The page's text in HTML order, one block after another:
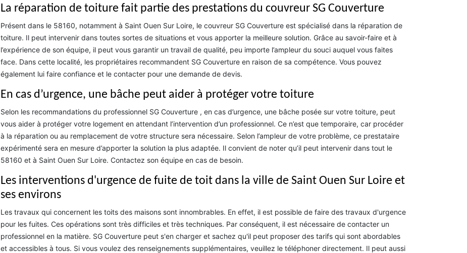
La réparation de toiture fait partie des prestations du couvreur SG Couverture
Présent dans le 58160, notamment à Saint Ouen Sur Loire, le couvreur SG Couverture est spécialisé dans la réparation de
toiture. Il peut intervenir dans toutes sortes de situations et vous apporter la meilleure solution. Grâce au savoir-faire et à
l’expérience de son équipe, il peut vous garantir un travail de qualité, peu importe l’ampleur du souci auquel vous faites
face. Dans cette localité, les propriétaires recommandent SG Couverture en raison de sa compétence. Vous pouvez
également lui faire confiance et le contacter pour une demande de devis.
En cas d’urgence, une bâche peut aider à protéger votre toiture
Selon les recommandations du professionnel SG Couverture , en cas d’urgence, une bâche posée sur votre toiture, peut
vous aider à protéger votre logement en attendant l’intervention d’un professionnel. Ce n’est que temporaire, car procéder
à la réparation ou au remplacement de votre structure sera nécessaire. Selon l’ampleur de votre problème, ce prestataire
expérimenté sera en mesure d’apporter la solution la plus adaptée. Il convient de noter qu’il peut intervenir dans tout le
58160 et à Saint Ouen Sur Loire. Contactez son équipe en cas de besoin.
Les interventions d'urgence de fuite de toit dans la ville de Saint Ouen Sur Loire et
ses environs
Les travaux qui concernent les toits des maisons sont innombrables. En effet, il est possible de faire des travaux d'urgence
pour les fuites. Ces opérations sont très difficiles et très techniques. Par conséquent, il est nécessaire de contacter un
professionnel en la matière. SG Couverture peut s'en charger et sachez qu'il peut proposer des tarifs qui sont abordables
et accessibles à tous. Si vous voulez des renseignements supplémentaires, veuillez le téléphoner directement. Il peut aussi